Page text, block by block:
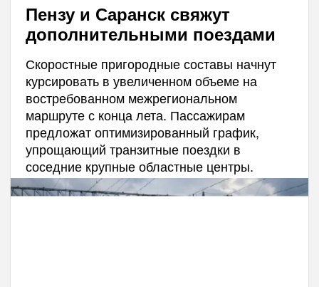
Пензу и Саранск свяжут
дополнительными поездами
Скоростные пригородные составы начнут
курсировать в увеличенном объеме на
востребованном межрегиональном
маршруте с конца лета. Пассажирам
предложат оптимизированный график,
упрощающий транзитные поездки в
соседние крупные областные центры.